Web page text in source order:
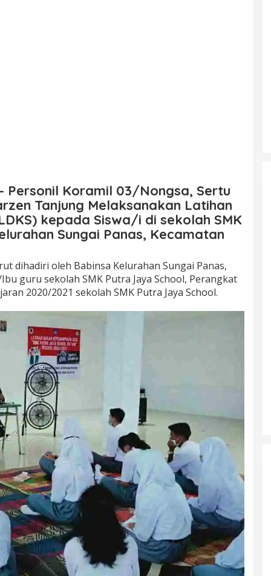
Personil Koramil 03/Nongsa, Sertu
Tanjung Melaksanakan Latihan
kepada Siswa/i di sekolah SMK
Sungai Panas, Kecamatan
dihadiri oleh Babinsa Kelurahan Sungai Panas,
guru sekolah SMK Putra Jaya School, Perangkat
2020/2021 sekolah SMK Putra Jaya School.